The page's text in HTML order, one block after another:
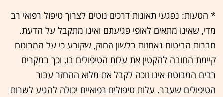
* הטעות: נפגעי תאונות דרכים נוטים לצרוך טיפול רפואי רב
מדי, שאינו מתאים לאופי פגיעתם ואינו מתקבל על הדעת.
חברות הביטוח נאחזות בלשון החוק, שקובע כי על המבוטח
קיימת החובה להקטין את עלות הטיפולים בו, וכך במקרים
רבים המבוטח אינו זוכה לקבל את מלוא ההחזר עבור
הטיפולים שעבר. עלות טיפולים רפואיים יכולה להגיע לשרות